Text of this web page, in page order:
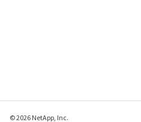
© 2026 NetApp, Inc.